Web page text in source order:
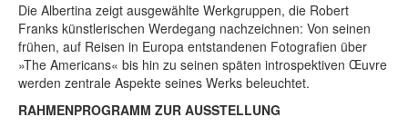
Die Albertina zeigt ausgewählte Werkgruppen, die Robert
Franks künstlerischen Werdegang nachzeichnen: Von seinen
frühen, auf Reisen in Europa entstandenen Fotografien über
»The Americans« bis hin zu seinen späten introspektiven Œuvre
werden zentrale Aspekte seines Werks beleuchtet.
RAHMENPROGRAMM ZUR AUSSTELLUNG